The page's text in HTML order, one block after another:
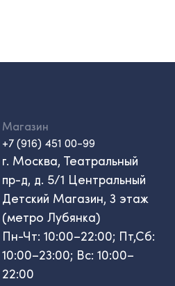
Магазин
+7 (916) 451 00-99
г. Москва, Театральный
пр-д, д. 5/1 Центральный
Детский Магазин, 3 этаж
(метро Лубянка)
Пн-Чт: 10:00–22:00; Пт,Сб:
10:00–23:00; Вс: 10:00–
22:00